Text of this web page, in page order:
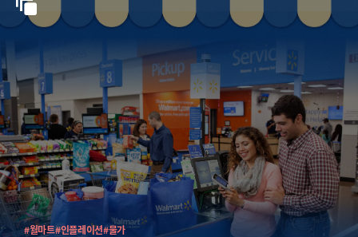
#월마트#인플레이션#물가